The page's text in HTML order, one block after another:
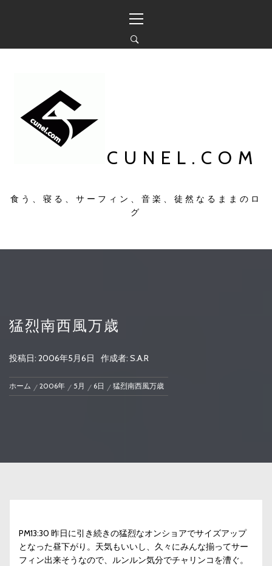
ン
イ
ン
メ
CUNEL.COM
食う、寝る、サーフィン、音楽、徒然なるままのロ
グ
猛烈南西風万歳
投稿日: 2006年5月6日 作成者: S.A.R
ホーム 2006年 5月 6日 猛烈南西風万歳
PM13:30 昨日に引き続きの猛烈なオンショアでサイズアップ
となった昼下がり。天気もいいし、久々にみんな揃ってサー
フィン出来そうなので、ルンルン気分でチャリンコを漕ぐ。